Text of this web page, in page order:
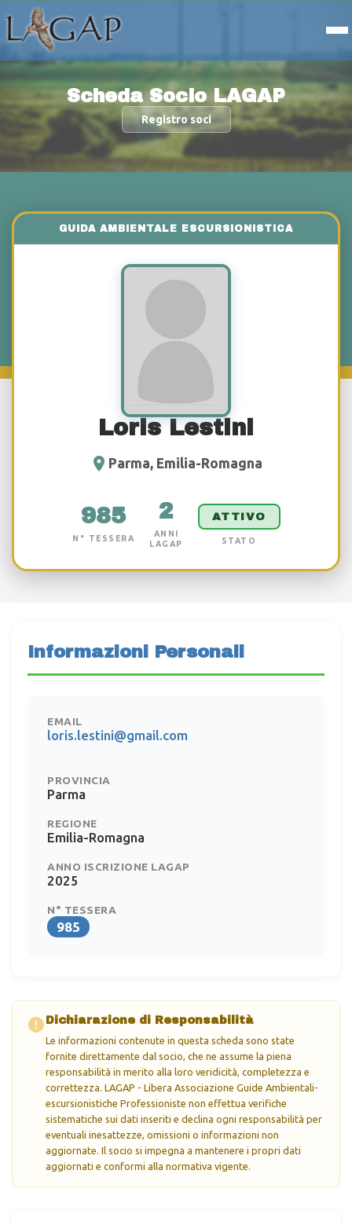
Scheda Socio LAGAP
Registro soci
Loris Lestini
Parma, Emilia-Romagna
985
N° TESSERA
2
ANNI
LAGAP
ATTIVO
STATO
Informazioni Personali
EMAIL
loris.lestini@gmail.com
PROVINCIA
Parma
REGIONE
Emilia-Romagna
ANNO ISCRIZIONE LAGAP
2025
N° TESSERA
985
Dichiarazione di Responsabilità
Le informazioni contenute in questa scheda sono state
fornite direttamente dal socio, che ne assume la piena
responsabilità in merito alla loro veridicità, completezza e
correttezza. LAGAP - Libera Associazione Guide Ambientali-
escursionistiche Professioniste non effettua verifiche
sistematiche sui dati inseriti e declina ogni responsabilità per
eventuali inesattezze, omissioni o informazioni non
aggiornate. Il socio si impegna a mantenere i propri dati
aggiornati e conformi alla normativa vigente.